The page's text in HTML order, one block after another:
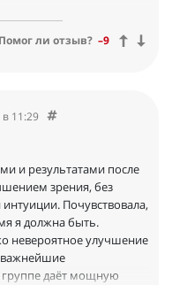
дошли все с
принимать участие,
наполненное
от внешнего мира
о себе, Я
и будущее,
свою жизнь.
вызывала солнце и
законы и устройство
Я отдохнула,
уже 8.
Помог ли отзыв? –9
11:29
и результатами после
зрения, без
Почувствовала,
я должна быть.
невероятное улучшение
важнейшие
группе даёт мощную